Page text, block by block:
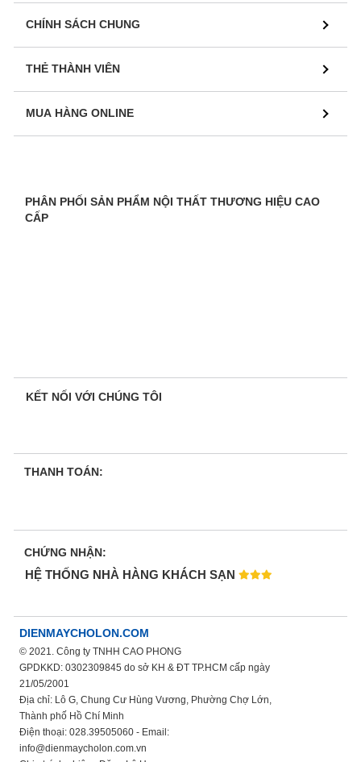
CHÍNH SÁCH CHUNG
THẺ THÀNH VIÊN
MUA HÀNG ONLINE
PHÂN PHỐI SẢN PHẨM NỘI THẤT THƯƠNG HIỆU CAO
CẤP
HỆ THỐNG NHÀ HÀNG KHÁCH SẠN
KẾT NỐI VỚI CHÚNG TÔI
THANH TOÁN:
CHỨNG NHẬN:
DIENMAYCHOLON.COM
© 2021. Công ty TNHH CAO PHONG
GPDKKD: 0302309845 do sở KH & ĐT TP.HCM cấp ngày
21/05/2001
Địa chỉ: Lô G, Chung Cư Hùng Vương, Phường Chợ Lớn,
Thành phố Hồ Chí Minh
Điện thoại: 028.39505060 - Email:
info@dienmaycholon.com.vn